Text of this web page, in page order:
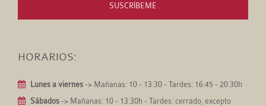
SUSCRÍBEME
HORARIOS:
Lunes a viernes -> Mañanas: 10 - 13:30 - Tardes: 16:45 - 20:30h
Sábados -> Mañanas: 10 - 13:30h - Tardes: cerrado, excepto